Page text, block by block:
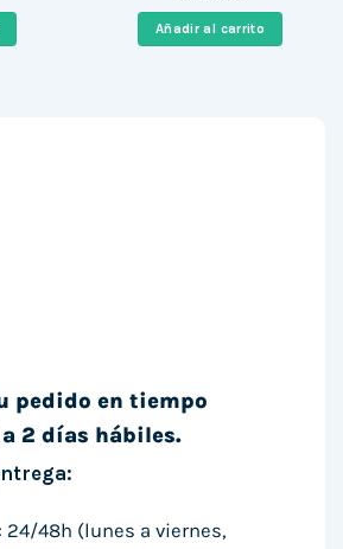
es:
133,99 €.
era:
1.459,03 €.
Añadir al carrito
pedido en tiempo
a 2 días hábiles.
: 24/48h (lunes a viernes,